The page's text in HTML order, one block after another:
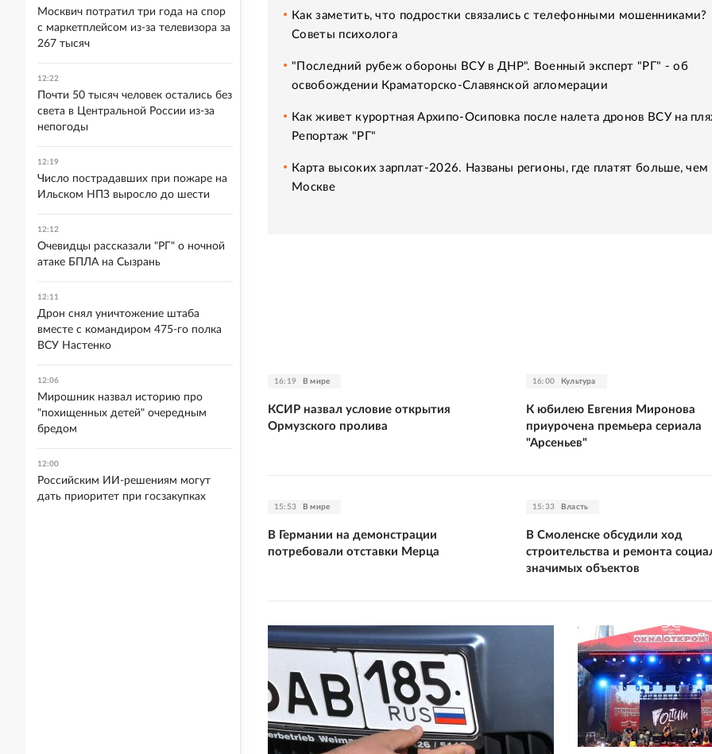
Как заметить, что подростки связались с телефонными мошенниками?
Советы психолога
"Последний рубеж обороны ВСУ в ДНР". Военный эксперт "РГ" - об
освобождении Краматорско-Славянской агломерации
Как живет курортная Архипо-Осиповка после налета дронов ВСУ на
Репортаж "РГ"
Карта высоких зарплат-2026. Названы регионы, где платят больше, чем
Москве
16:19 В мире
КСИР назвал условие открытия
Ормузского пролива
16:00 Культура
К юбилею Евгения Миронова
приурочена премьера сериала
"Арсеньев"
15:53 В мире
В Германии на демонстрации
потребовали отставки Мерца
15:33 Власть
В Смоленске обсудили ход
строительства и ремонта
значимых объектов
Москвич потратил три года на спор
с маркетплейсом из-за телевизора за
267 тысяч
12:22
Почти 50 тысяч человек остались без
света в Центральной России из-за
непогоды
12:19
Число пострадавших при пожаре на
Ильском НПЗ выросло до шести
12:12
Очевидцы рассказали "РГ" о ночной
атаке БПЛА на Сызрань
12:11
Дрон снял уничтожение штаба
вместе с командиром 475-го полка
ВСУ Настенко
12:06
Мирошник назвал историю про
"похищенных детей" очередным
бредом
12:00
Российским ИИ-решениям могут
дать приоритет при госзакупках